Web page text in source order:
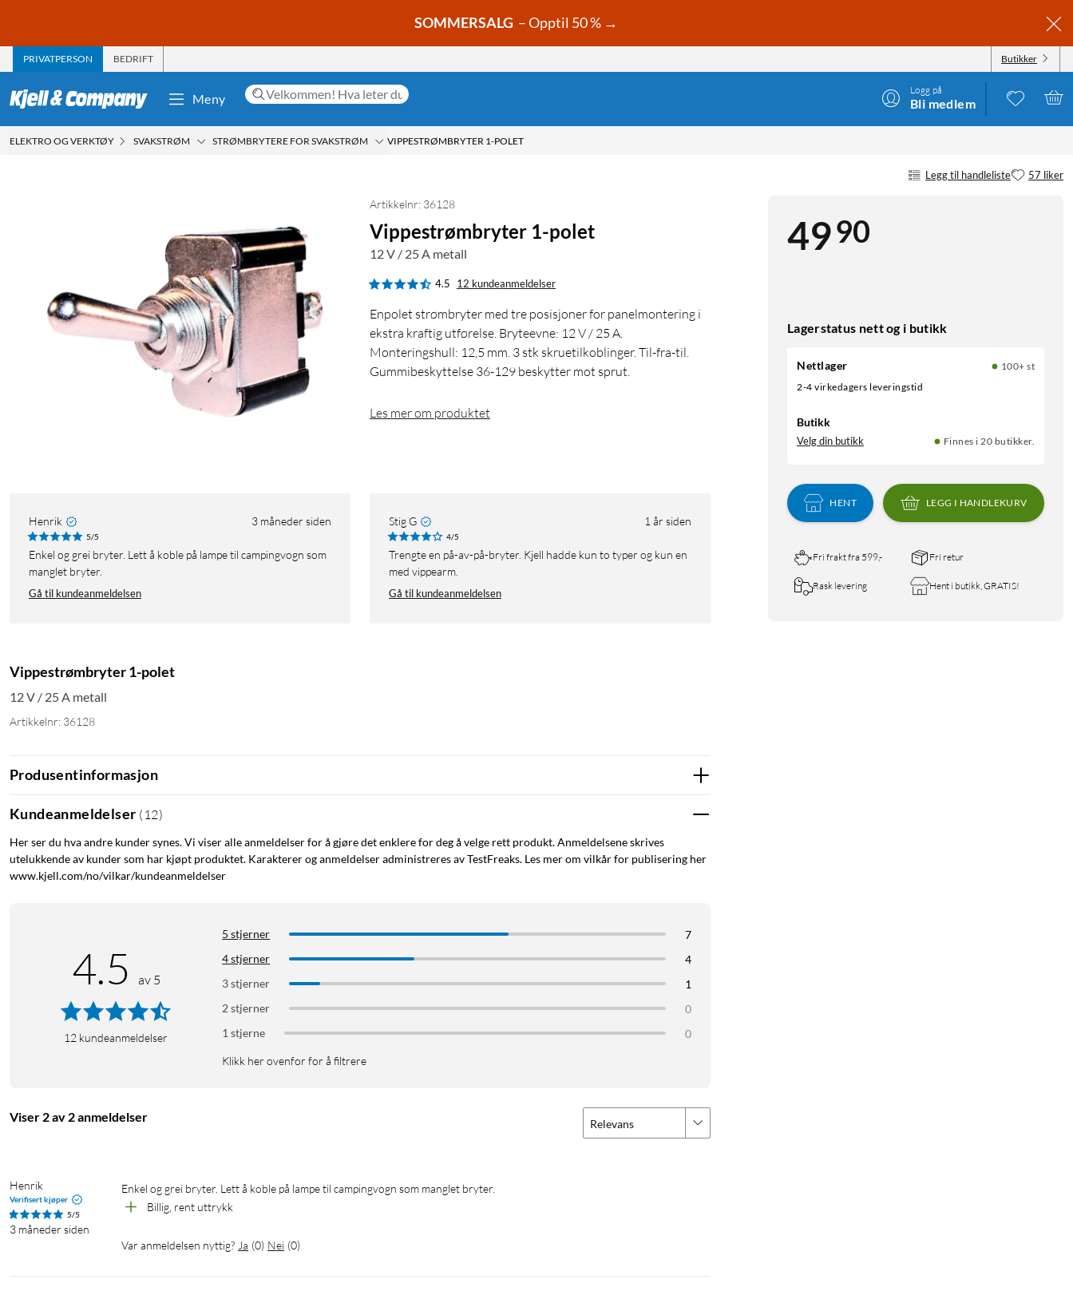
SOMMERSALG – Opptil 50 % →
PRIVATPERSON BEDRIFT Butikker
Meny
Logg på
Bli medlem
ELEKTRO OG VERKTØY SVAKSTRØM STRØMBRYTERE FOR SVAKSTRØM VIPPESTRØMBRYTER 1-POLET
Legg til handleliste 57 liker
4990
Lagerstatus nett og i butikk
Nettlager
100+ st
2-4 virkedagers leveringstid
Butikk
Velg din butikk Finnes i 20 butikker.
HENT LEGG I HANDLEKURV
Fri frakt fra 599,- Fri retur
Rask levering Hent i butikk, GRATIS!
Artikkelnr: 36128
Vippestrømbryter 1-polet
12 V / 25 A metall
4.5 12 kundeanmeldelser
Enpolet strømbryter med tre posisjoner for panelmontering i
ekstra kraftig utførelse. Bryteevne: 12 V / 25 A.
Monteringshull: 12,5 mm. 3 stk skruetilkoblinger. Til-fra-til.
Gummibeskyttelse 36-129 beskytter mot sprut.
Les mer om produktet
Henrik 3 måneder siden
5/5
Enkel og grei bryter. Lett å koble på lampe til campingvogn som
manglet bryter.
Gå til kundeanmeldelsen
Stig G 1 år siden
4/5
Trengte en på-av-på-bryter. Kjell hadde kun to typer og kun en
med vippearm.
Gå til kundeanmeldelsen
Vippestrømbryter 1-polet
12 V / 25 A metall
Artikkelnr: 36128
Produsentinformasjon
Kundeanmeldelser ( 12)
Her ser du hva andre kunder synes. Vi viser alle anmeldelser for å gjøre det enklere for deg å velge rett produkt. Anmeldelsene skrives
utelukkende av kunder som har kjøpt produktet. Karakterer og anmeldelser administreres av TestFreaks. Les mer om vilkår for publisering her
www.kjell.com/no/vilkar/kundeanmeldelser
4.5 av 5
12 kundeanmeldelser
5 stjerner
7
4 stjerner
4
3 stjerner
1
2 stjerner
0
1 stjerne
0
Klikk her ovenfor for å filtrere
Viser 2 av 2 anmeldelser Relevans
Henrik
Verifisert kjøper
5/5
3 måneder siden
Enkel og grei bryter. Lett å koble på lampe til campingvogn som manglet bryter.
Billig, rent uttrykk
Var anmeldelsen nyttig? Ja (0) Nei (0)